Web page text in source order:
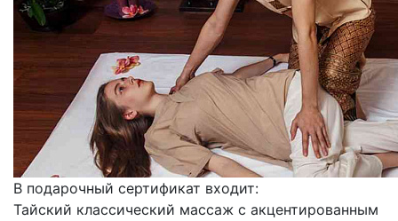
В подарочный сертификат входит:
Тайский классический массаж с акцентированным